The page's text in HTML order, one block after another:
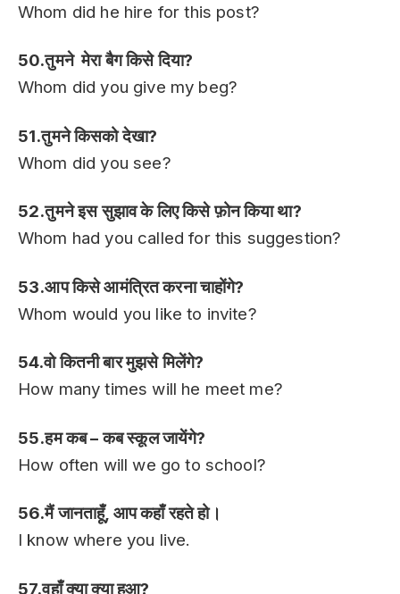
Whom did he hire for this post?
50.तुमने मेरा बैग किसे दिया?
Whom did you give my beg?
51.तुमने किसको देखा?
Whom did you see?
52.तुमने इस सुझाव के लिए किसे फ़ोन किया था?
Whom had you called for this suggestion?
53.आप किसे आमंत्रित करना चाहोंगे?
Whom would you like to invite?
54.वो कितनी बार मुझसे मिलेंगे?
How many times will he meet me?
55.हम कब – कब स्कूल जायेंगे?
How often will we go to school?
56.मैं जानताहूँ, आप कहाँ रहते हो।
I know where you live.
57.वहाँ क्या क्या हुआ?